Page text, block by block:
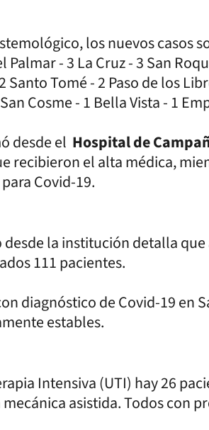
los nuevos casos
Palmar - 3 La Cruz - 3 San
Santo Tomé - 2 Paso de los
Cosme - 1 Bella Vista - 1
desde el Hospital de
recibieron el alta médica,
Covid-19.
la institución detalla que
111 pacientes.
diagnóstico de Covid-19 en
estables.
Intensiva (UTI) hay 26
asistida. Todos con